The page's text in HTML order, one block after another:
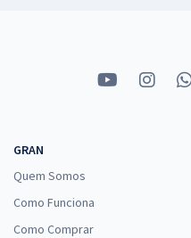
GRAN
Quem Somos
Como Funciona
Como Comprar